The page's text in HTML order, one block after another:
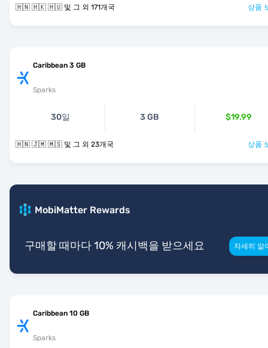
🇭🇳 🇭🇰 🇭🇺 및 그 외 171개국 상품
Caribbean 3 GB
Sparks
30일 3 GB $19.99
🇭🇳 🇯🇲 🇲🇸 및 그 외 23개국 상품
MobiMatter Rewards
구매할 때마다 10% 캐시백을 받으세요 자세히 알
Caribbean 10 GB
Sparks